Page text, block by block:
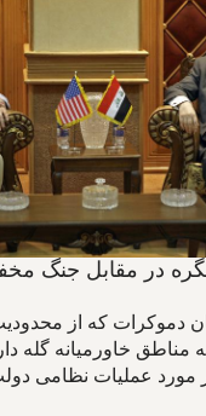
در مقابل جنگ
دموکرات که از
خاورمیانه گله
مورد عملیات نظامی